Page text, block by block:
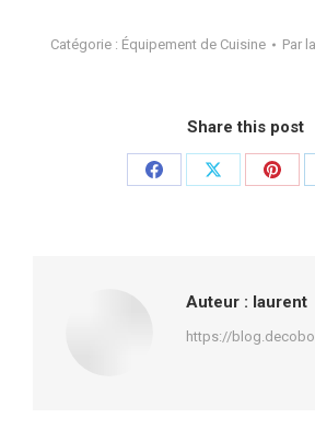
Catégorie : Équipement de Cuisine Par
Share this post
PartagerPartager
Auteur : laurent
https://